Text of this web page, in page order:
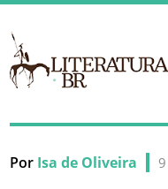
Por Isa de Oliveira